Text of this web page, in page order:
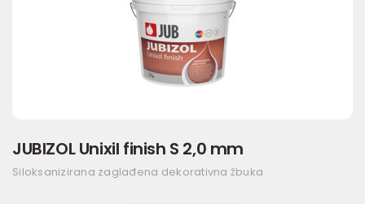
JUBIZOL Unixil finish S 2,0 mm
Siloksanizirana zaglađena dekorativna žbuka